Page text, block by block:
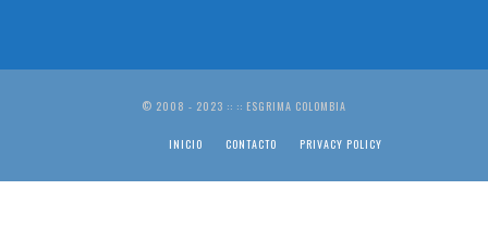
© 2008 - 2023 :: :: ESGRIMA COLOMBIA
INICIO CONTACTO PRIVACY POLICY